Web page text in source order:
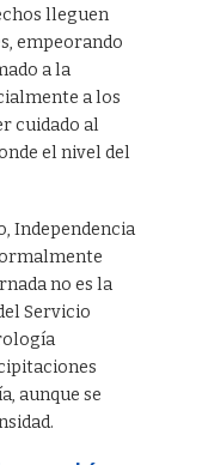
lleguen
empeorando
a la
a los
cuidado al
el nivel del
Independencia
no es la
Servicio
aunque se